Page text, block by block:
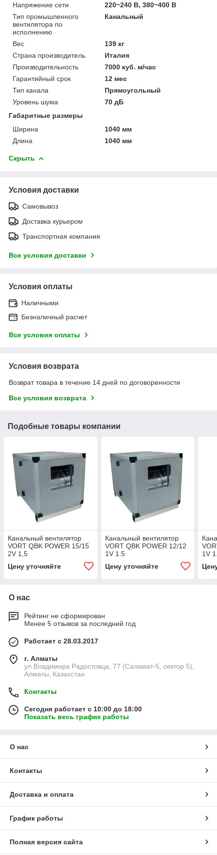
Напряжение сети
220~240 В, 380~400 В
Тип промышленного
вентилятора по
исполнению
Канальный
Вес
139 кг
Страна производитель
Италия
Производительность
7000 куб. м/час
Гарантийный срок
12 мес
Тип канала
Прямоугольный
Уровень шума
70 дБ
Габаритные размеры
Ширина
1040 мм
Длина
1040 мм
Скрыть
Условия доставки
Самовывоз
Доставка курьером
Транспортная компания
Все условия доставки
Условия оплаты
Наличными
Безналичный расчет
Все условия оплаты
Условия возврата
Возврат товара в течение 14 дней по договоренности
Все условия возврата
Подобные товары компании
Канальный вентилятор
VORT QBK POWER 15/15
2V 1,5
Цену уточняйте
Канальный вентилятор
VORT QBK POWER 12/12
1V 1.5
Цену уточняйте
1V
О нас
Рейтинг не сформирован
Менее 5 отзывов за последний год
Работает с 28.03.2017
г. Алматы
ул.Владимира Радостовца, 77 (Саламат-5, сектор 5),
Алматы, Казахстан
Контакты
Сегодня работает с 10:00 до 18:00
Показать весь график работы
О нас
Контакты
Доставка и оплата
График работы
Полная версия сайта